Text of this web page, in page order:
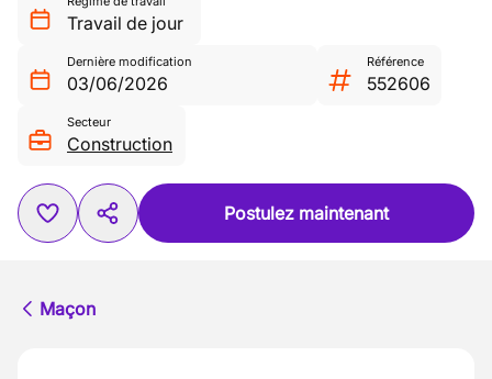
Travail de jour
Dernière modification
03/06/2026
Référence
552606
Secteur
Construction
Postulez maintenant
Maçon